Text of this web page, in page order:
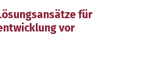
für
vor